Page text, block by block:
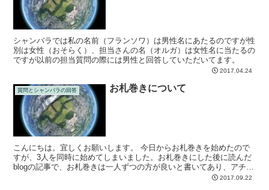
シャンバラでは私の名前（フランソワ）は男性名にあたるのですが性
別は女性（おそらく）、担当さんの名（オルガ）は女性名に当たるの
ですが以前の担当質問の際には男性と回答していただいてます。
2017.04.24
質問とシャンバラの回答 お札巻きについて
こんにちは。宜しくお願いします。 今日からお札巻きを始めたので
すが、3人を同時に始めてしまいました。お札巻きにした後に読んだ
blogの記事で、お札巻きは一人ずつの方が良いと書いてあり、アチャ
2017.09.22